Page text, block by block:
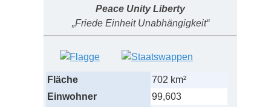
Peace Unity Liberty
„Friede Einheit Unabhängigkeit“
Fläche
702 km²
Einwohner
99,603